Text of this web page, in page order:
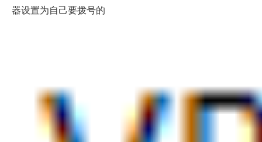
器设置为自己要拨号的